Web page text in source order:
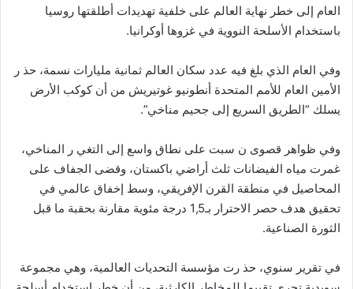
العام إلى خطر نهاية العالم على خلفية تهديدات أطلقتها روسيا
باستخدام الأسلحة النووية في غزوها أوكرانيا.
وفي العام الذي بلغ فيه عدد سكان العالم ثمانية مليارات نسمة، حذ ر
الأمين العام للأمم المتحدة أنطونيو غوتيريش من أن كوكب الأرض
يسلك “الطريق السريع إلى جحيم مناخي”.
وفي ظواهر قصوى ن سبت على نطاق واسع إلى التغي ر المناخي،
غمرت مياه الفيضانات ثلث أراضي باكستان، وقضى الجفاف على
المحاصيل في منطقة القرن الإفريقي، وسط إخفاق عالمي في
تحقيق هدف حصر الاحترار بـ1,5 درجة مئوية مقارنة بحقبة ما قبل
الثورة الصناعية.
في تقرير سنوي، حذ رت مؤسسة التحديات العالمية، وهي مجموعة